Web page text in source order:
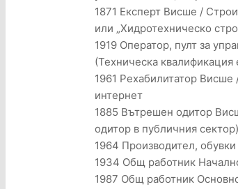
1871 Експерт Висше /
или „Хидротехническо
1919 Оператор, пулт за
(Техническа
1961 Рехабилитатор Висше
интернет
1885 Вътрешен одитор
одитор в публичния
1964 Производител,
1934 Общ работник
1987 Общ работник